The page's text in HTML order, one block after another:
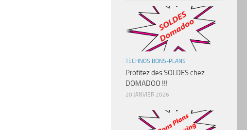
TECHNOS BONS-PLANS
Profitez des SOLDES chez
DOMADOO !!!
20 JANVIER 2026